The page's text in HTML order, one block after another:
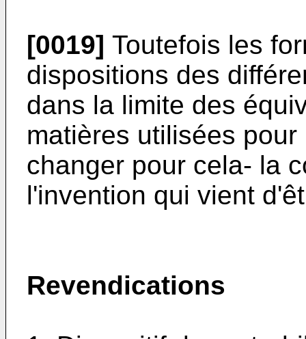
[0019] Toutefois les
dispositions des
dans la limite des
matières utilisées
changer pour cela- la
l'invention qui vient
Revendications